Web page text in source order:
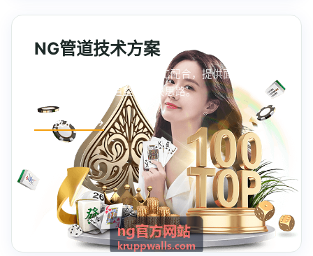
NG管道技术方案
从管道布局、压力设计到施工配合，提供面向工业与
民用项目的NG管道整体解决思路。
查看技术方案 →